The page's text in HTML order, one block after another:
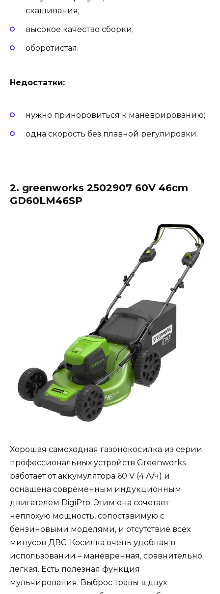
скашивания;
высокое качество сборки;
оборотистая.
Недостатки:
нужно приноровиться к маневрированию;
одна скорость без плавной регулировки.
2. greenworks 2502907 60V 46cm
GD60LM46SP
Хорошая самоходная газонокосилка из серии
профессиональных устройств Greenworks
работает от аккумулятора 60 V (4 А/ч) и
оснащена современным индукционным
двигателем DigiPro. Этим она сочетает
неплохую мощность, сопоставимую с
бензиновыми моделями, и отсутствие всех
минусов ДВС. Косилка очень удобная в
использовании – маневренная, сравнительно
легкая. Есть полезная функция
мульчирования. Выброс травы в двух